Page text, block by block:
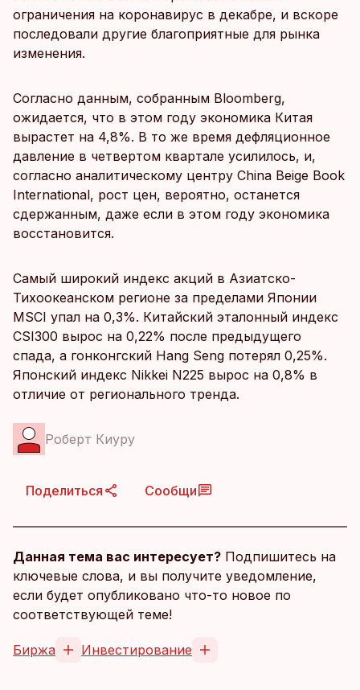
ограничения на коронавирус в декабре, и вскоре
последовали другие благоприятные для рынка
изменения.
Согласно данным, собранным Bloomberg,
ожидается, что в этом году экономика Китая
вырастет на 4,8%. В то же время дефляционное
давление в четвертом квартале усилилось, и,
согласно аналитическому центру China Beige Book
International, рост цен, вероятно, останется
сдержанным, даже если в этом году экономика
восстановится.
Самый широкий индекс акций в Азиатско-
Тихоокеанском регионе за пределами Японии
MSCI упал на 0,3%. Китайский эталонный индекс
CSI300 вырос на 0,22% после предыдущего
спада, а гонконгский Hang Seng потерял 0,25%.
Японский индекс Nikkei N225 вырос на 0,8% в
отличие от регионального тренда.
Роберт Киуру
Поделиться Сообщи
Данная тема вас интересует? Подпишитесь на
ключевые слова, и вы получите уведомление,
если будет опубликовано что-то новое по
соответствующей теме!
Биржа Инвестирование